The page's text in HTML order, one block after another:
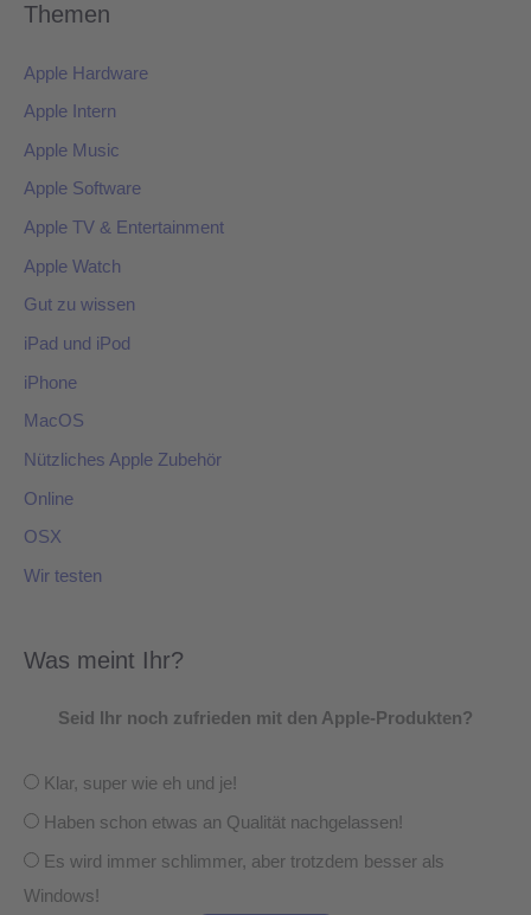
Themen
Apple Hardware
Apple Intern
Apple Music
Apple Software
Apple TV & Entertainment
Apple Watch
Gut zu wissen
iPad und iPod
iPhone
MacOS
Nützliches Apple Zubehör
Online
OSX
Wir testen
Was meint Ihr?
Seid Ihr noch zufrieden mit den Apple-Produkten?
Klar, super wie eh und je!
Haben schon etwas an Qualität nachgelassen!
Es wird immer schlimmer, aber trotzdem besser als
Windows!